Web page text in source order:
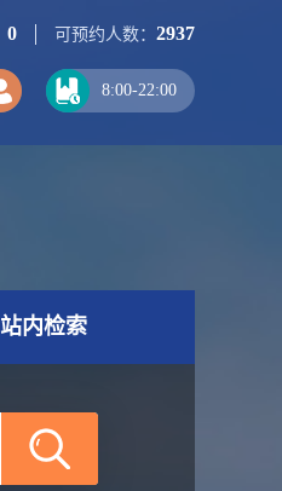
0 可预约人数： 2937
8:00-22:00
站内检索